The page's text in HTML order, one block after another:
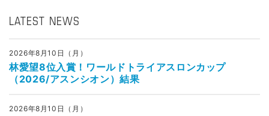
LATEST NEWS
2026年8月10日（月）
林愛望8位入賞！ワールドトライアスロンカップ
（2026/アスンシオン）結果
2026年8月10日（月）